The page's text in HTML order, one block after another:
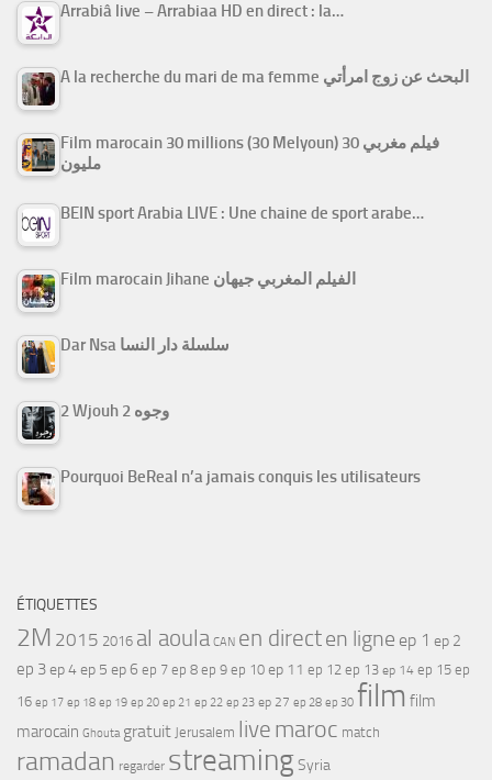
Arrabiâ live – Arrabiaa HD en direct : la…
A la recherche du mari de ma femme البحث عن زوج امرأتي
Film marocain 30 millions (30 Melyoun) فيلم مغربي 30
مليون
BEIN sport Arabia LIVE : Une chaine de sport arabe…
Film marocain Jihane الفيلم المغربي جيهان
Dar Nsa سلسلة دار النسا
2 Wjouh 2 وجوه
Pourquoi BeReal n’a jamais conquis les utilisateurs
ÉTIQUETTES
2M 2015 2016 al aoula CAN en directen ligne ep 1 ep 2
ep 3ep 4ep 5 ep 6 ep 7 ep 8 ep 9 ep 10 ep 11 ep 12 ep 13 ep 14 ep 15 ep
16 ep 17 ep 18 ep 19 ep 20 ep 21 ep 22 ep 23 ep 27 ep 28 ep 30 film film
marocain Ghouta gratuit Jerusalem live maroc match
ramadan regarder streamingSyria